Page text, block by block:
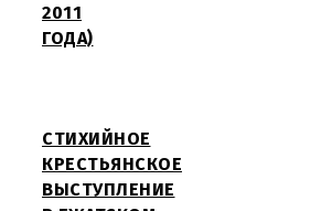
2011
ГОДА)
СТИХИЙНОЕ
КРЕСТЬЯНСКОЕ
ВЫСТУПЛЕНИЕ